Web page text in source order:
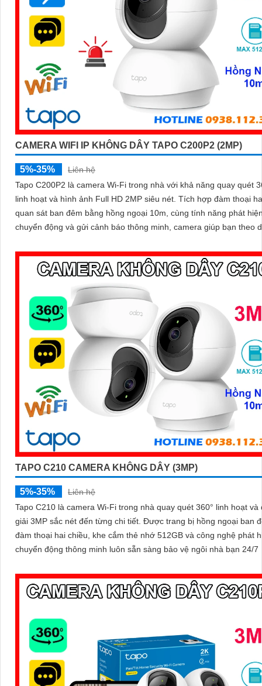
CAMERA WIFI IP KHÔNG DÂY TAPO C200P2 (2MP)
5%-35%
Liên hệ
Tapo C200P2 là camera Wi-Fi trong nhà với khả năng quay quét
linh hoạt và hình ảnh Full HD 2MP siêu nét. Tích hợp đàm thoại hai chiều
quan sát ban đêm bằng hồng ngoại 10m, cùng tính năng phát
chuyển động và gửi cảnh báo thông minh, camera giúp bạn theo
TAPO C210 CAMERA KHÔNG DÂY (3MP)
5%-35%
Liên hệ
Tapo C210 là camera Wi-Fi trong nhà quay quét 360° linh hoạt và
giải 3MP sắc nét đến từng chi tiết. Được trang bị hồng ngoại ban đêm,
đàm thoại hai chiều, khe cắm thẻ nhớ 512GB và công nghệ phát
chuyển động thông minh luôn sẵn sàng bảo vệ ngôi nhà bạn 24/7